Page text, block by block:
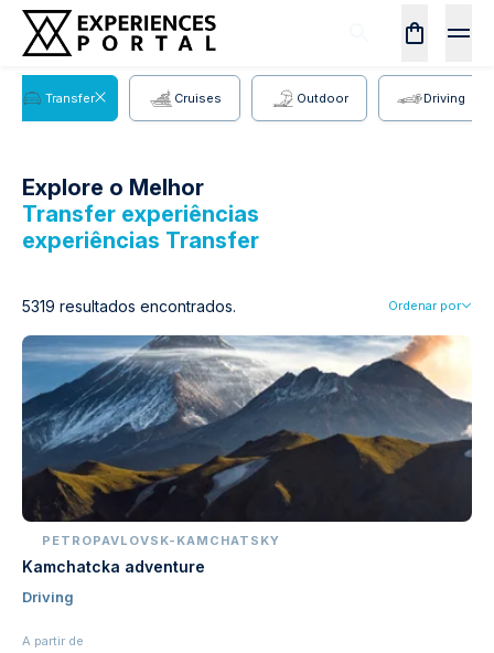
Transfer Cruises Outdoor Driving
Explore o Melhor
Transfer experiências
experiências Transfer
Ordenar por
5319 resultados encontrados.
PETROPAVLOVSK-KAMCHATSKY
Kamchatcka adventure
Driving
A partir de